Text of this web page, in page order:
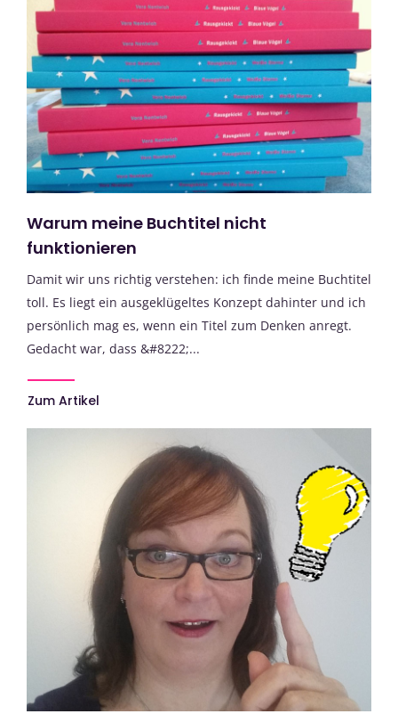
Warum meine Buchtitel nicht
funktionieren
Damit wir uns richtig verstehen: ich finde meine Buchtitel
toll. Es liegt ein ausgeklügeltes Konzept dahinter und ich
persönlich mag es, wenn ein Titel zum Denken anregt.
Gedacht war, dass &#8222;...
Zum Artikel